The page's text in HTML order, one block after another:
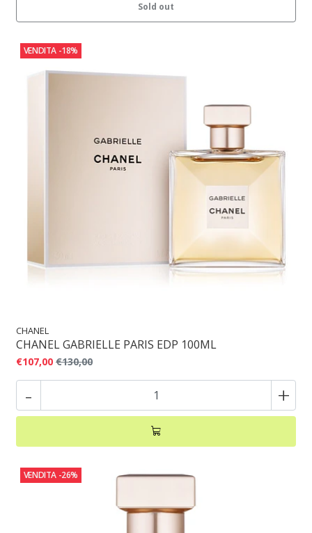
Sold out
VENDITA -18%
CHANEL
CHANEL GABRIELLE PARIS EDP 100ML
€107,00 €130,00
- +
VENDITA -26%